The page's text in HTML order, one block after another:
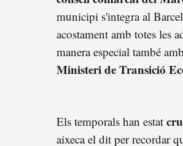
municipi s'integra al
acostament amb totes les
manera especial també
Ministeri de Transició
Els temporals han estat
aixeca el dit per recordar